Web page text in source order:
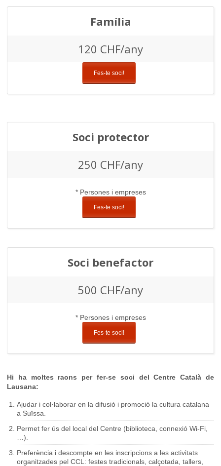
Família
120 CHF/any
Fes-te soci!
Soci protector
250 CHF/any
* Persones i empreses
Fes-te soci!
Soci benefactor
500 CHF/any
* Persones i empreses
Fes-te soci!
Hi ha moltes raons per fer-se soci del Centre Català de
Lausana:
Ajudar i col·laborar en la difusió i promoció la cultura catalana
a Suïssa.
Permet fer ús del local del Centre (biblioteca, connexió Wi-Fi,
…).
Preferència i descompte en les inscripcions a les activitats
organitzades pel CCL: festes tradicionals, calçotada, tallers,